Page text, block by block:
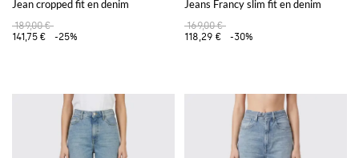
Jean cropped fit en denim
189,00 €
141,75 €
-25%
Jeans Francy slim fit en denim
169,00 €
118,29 €
-30%